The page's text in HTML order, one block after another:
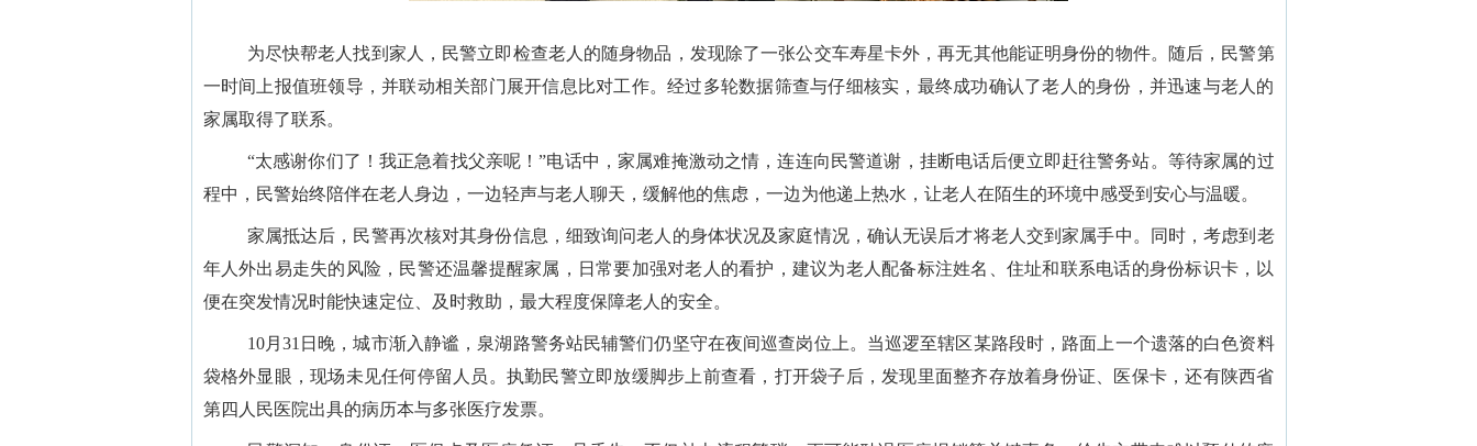
为尽快帮老人找到家人，民警立即检查老人的随身物品，发现除了一张公交车寿星卡外，再无其他能证明身份的物件。随后，民警第
一时间上报值班领导，并联动相关部门展开信息比对工作。经过多轮数据筛查与仔细核实，最终成功确认了老人的身份，并迅速与老人的
家属取得了联系。
“太感谢你们了！我正急着找父亲呢！”电话中，家属难掩激动之情，连连向民警道谢，挂断电话后便立即赶往警务站。等待家属的过
程中，民警始终陪伴在老人身边，一边轻声与老人聊天，缓解他的焦虑，一边为他递上热水，让老人在陌生的环境中感受到安心与温暖。
家属抵达后，民警再次核对其身份信息，细致询问老人的身体状况及家庭情况，确认无误后才将老人交到家属手中。同时，考虑到老
年人外出易走失的风险，民警还温馨提醒家属，日常要加强对老人的看护，建议为老人配备标注姓名、住址和联系电话的身份标识卡，以
便在突发情况时能快速定位、及时救助，最大程度保障老人的安全。
10月31日晚，城市渐入静谧，泉湖路警务站民辅警们仍坚守在夜间巡查岗位上。当巡逻至辖区某路段时，路面上一个遗落的白色资料
袋格外显眼，现场未见任何停留人员。执勤民警立即放缓脚步上前查看，打开袋子后，发现里面整齐存放着身份证、医保卡，还有陕西省
第四人民医院出具的病历本与多张医疗发票。